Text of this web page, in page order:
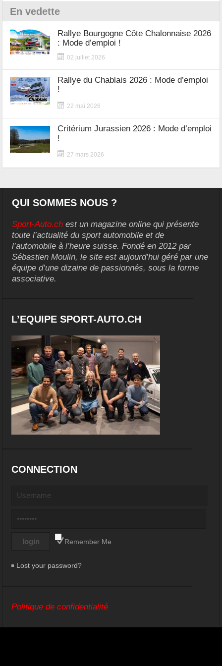
En vedette
Rallye Bourgogne Côte Chalonnaise 2026
: Mode d’emploi !
02 juillet 2026
Rallye du Chablais 2026 : Mode d’emploi
!
22 mai 2026
Critérium Jurassien 2026 : Mode d’emploi
!
27 mars 2026
QUI SOMMES NOUS ?
Sport-Auto.ch est un magazine online qui présente
toute l’actualité du sport automobile et de
l’automobile à l’heure suisse. Fondé en 2012 par
Sébastien Moulin, le site est aujourd’hui géré par une
équipe d’une dizaine de passionnés, sous la forme
associative.
L’EQUIPE SPORT-AUTO.CH
CONNECTION
Remember Me
Lost your password?
Politique de confidentialité